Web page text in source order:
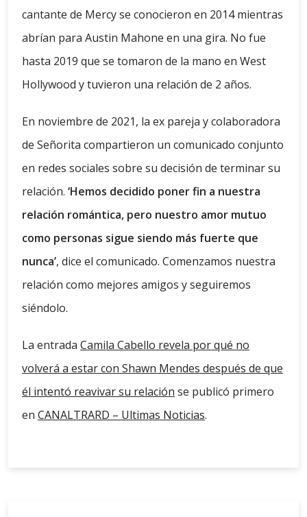
cantante de Mercy se conocieron en 2014 mientras
abrían para Austin Mahone en una gira. No fue
hasta 2019 que se tomaron de la mano en West
Hollywood y tuvieron una relación de 2 años.
En noviembre de 2021, la ex pareja y colaboradora
de Señorita compartieron un comunicado conjunto
en redes sociales sobre su decisión de terminar su
relación. ‘Hemos decidido poner fin a nuestra
relación romántica, pero nuestro amor mutuo
como personas sigue siendo más fuerte que
nunca’, dice el comunicado. Comenzamos nuestra
relación como mejores amigos y seguiremos
siéndolo.
La entrada Camila Cabello revela por qué no
volverá a estar con Shawn Mendes después de que
él intentó reavivar su relación se publicó primero
en CANALTRARD – Ultimas Noticias.